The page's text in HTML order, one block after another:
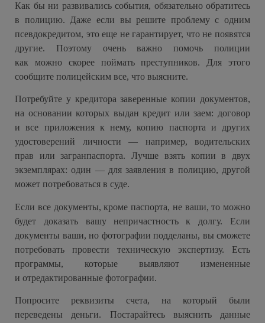
Как бы ни развивались события, обязательно обратитесь
в полицию. Даже если вы решите проблему с одним
псевдокредитом, это еще не гарантирует, что не появятся
другие. Поэтому очень важно помочь полиции
как можно скорее поймать преступников. Для этого
сообщите полицейским все, что выясните.
Потребуйте у кредитора заверенные копии документов,
на основании которых выдан кредит или заем: договор
и все приложения к нему, копию паспорта и других
удостоверений личности — например, водительских
прав или загранпаспорта. Лучше взять копии в двух
экземплярах: один — для заявления в полицию, другой
может потребоваться в суде.
Если все документы, кроме паспорта, не ваши, то можно
будет доказать вашу непричастность к долгу. Если
документы ваши, но фотографии подделаны, вы сможете
потребовать провести техническую экспертизу. Есть
программы, которые выявляют измененные
и отредактированные фотографии.
Попросите реквизиты счета, на который были
переведены деньги. Постарайтесь выяснить данные